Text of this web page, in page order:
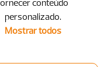
personalizado.
Mostrar todos